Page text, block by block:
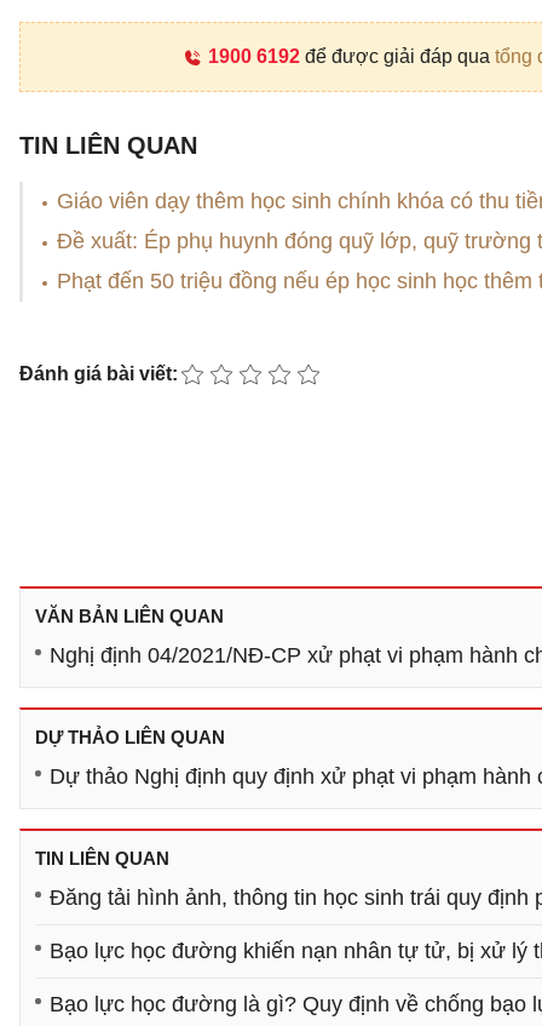
1900 6192để được giải đáp qua tổng
TIN LIÊN QUAN
Giáo viên dạy thêm học sinh chính khóa có thu
Đề xuất: Ép phụ huynh đóng quỹ lớp, quỹ trường
Phạt đến 50 triệu đồng nếu ép học sinh học
Đánh giá bài viết:
VĂN BẢN LIÊN QUAN
Nghị định 04/2021/NĐ-CP xử phạt vi phạm hành
DỰ THẢO LIÊN QUAN
Dự thảo Nghị định quy định xử phạt vi phạm
TIN LIÊN QUAN
Đăng tải hình ảnh, thông tin học sinh trái quy định
Bạo lực học đường khiến nạn nhân tự tử, bị xử lý
Bạo lực học đường là gì? Quy định về chống bạo